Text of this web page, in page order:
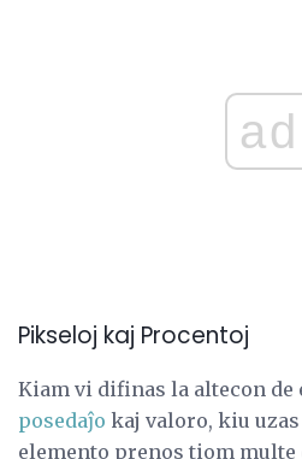
ad
Pikseloj kaj Procentoj
Kiam vi difinas la altecon de
posedaĵo kaj valoro, kiu
elemento prenos tiom multe